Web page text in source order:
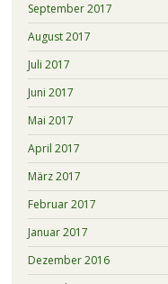
September 2017
August 2017
Juli 2017
Juni 2017
Mai 2017
April 2017
März 2017
Februar 2017
Januar 2017
Dezember 2016